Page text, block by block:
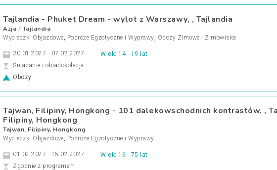
Tajlandia - Phuket Dream - wylot z Warszawy, , Tajlandia
Azja / Tajlandia
Wycieczki Objazdowe, Podróże Egzotyczne i Wyprawy, Obozy Zimowe i Zimowiska
Wiek: 14 - 19 lat
30.01.2027 - 07.02.2027
Śniadanie i obiadokolacja
Obozy
Tajwan, Filipiny, Hongkong - 101 dalekowschodnich kontrastów, ,
Filipiny, Hongkong
Tajwan, Filipiny, Hongkong
Wycieczki Objazdowe, Podróże Egzotyczne i Wyprawy
Wiek: 16 - 75 lat
01.02.2027 - 15.02.2027
Zgodnie z programem